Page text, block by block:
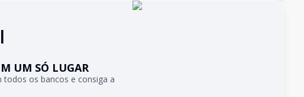
UM SÓ LUGAR
os bancos e consiga a